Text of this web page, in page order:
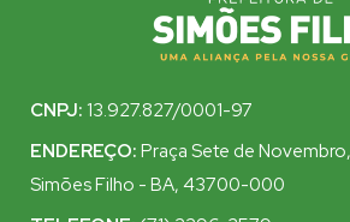
CNPJ: 13.927.827/0001-97
ENDEREÇO: Praça Sete de
Simões Filho - BA, 43700-000